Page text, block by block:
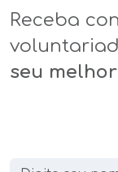
Receba
seu